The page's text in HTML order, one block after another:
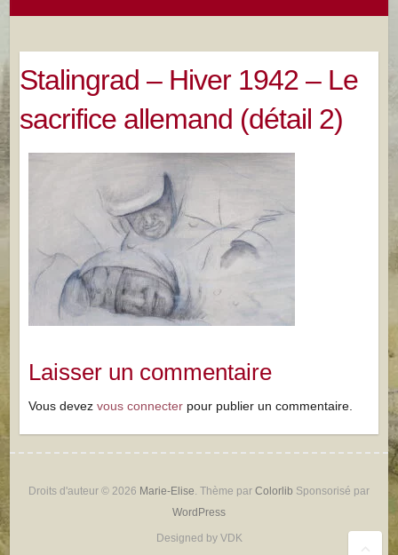
Stalingrad – Hiver 1942 – Le
sacrifice allemand (détail 2)
Laisser un commentaire
Vous devez vous connecterpour publier un commentaire.
Droits d'auteur © 2026 Marie-Elise . Thème par Colorlib Sponsorisé par
WordPress
Designed by VDK